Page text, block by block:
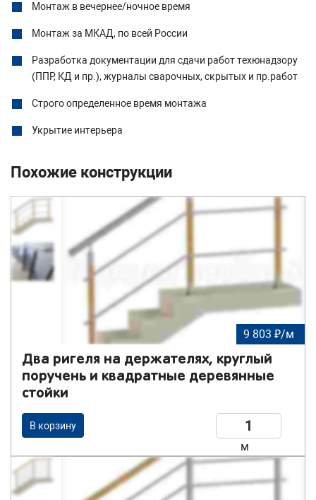
Монтаж в вечернее/ночное время
Монтаж за МКАД, по всей России
Разработка документации для сдачи работ техюнадзору
(ППР, КД и пр.), журналы сварочных, скрытых и пр.работ
Строго определенное время монтажа
Укрытие интерьера
Похожие конструкции
9 803 ₽/м
Два ригеля на держателях, круглый
поручень и квадратные деревянные
стойки
В корзину
м